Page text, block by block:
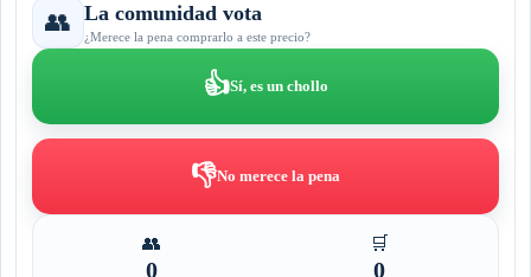
👥 La comunidad vota
¿Merece la pena comprarlo a este precio?
👍Sí, es un chollo
👎No merece la pena
👥
0
🛒
0